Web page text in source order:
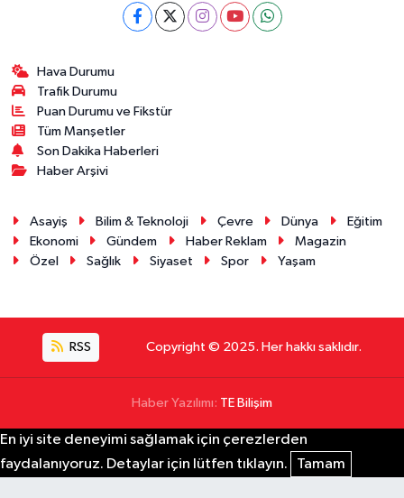
Hava Durumu
Trafik Durumu
Puan Durumu ve Fikstür
Tüm Manşetler
Son Dakika Haberleri
Haber Arşivi
Asayiş Bilim & Teknoloji Çevre Dünya
Eğitim
Ekonomi
Gündem Haber Reklam
Magazin
Özel
Sağlık Siyaset Spor Yaşam
RSS Copyright © 2025. Her hakkı saklıdır.
Haber Yazılımı: TE Bilişim
En iyi site deneyimi sağlamak için çerezlerden
faydalanıyoruz. Detaylar için lütfen tıklayın.
Tamam